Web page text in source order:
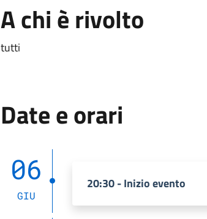
A chi è rivolto
tutti
Date e orari
06
GIU
20:30 - Inizio evento